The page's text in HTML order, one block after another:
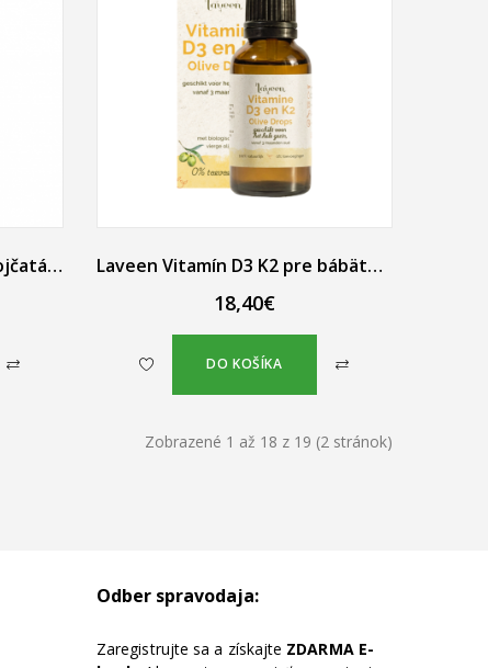
Laveen Vitamín D a K pre dojčatá olivové kvapky 10 ml Laveen Vitamín D3 K2 pre bábätká a deti olivové kvapky 30 ml
18,40€
DO KOŠÍKA
Zobrazené 1 až 18 z 19 (2 stránok)
Odber spravodaja:
Zaregistrujte sa a získajte ZDARMA E-